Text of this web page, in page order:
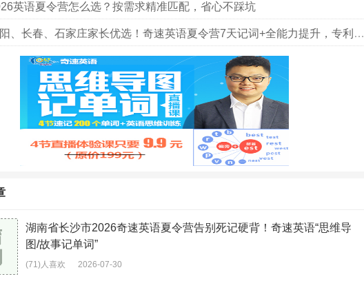
英语夏令营怎么选？按需求精准匹配，省心不踩坑
、长春、石家庄家长优选！奇速英语夏令营7天记词+全能力提升，专利护航
湖南省长沙市2026奇速英语夏令营告别死记硬背！奇速英语“思维导
图/故事记单词”
(71)人喜欢 2026-07-30